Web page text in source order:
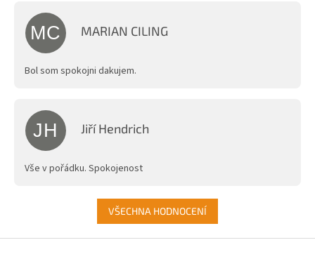
MC MARIAN CILING
Bol som spokojni dakujem.
JH Jiří Hendrich
Vše v pořádku. Spokojenost
VŠECHNA HODNOCENÍ